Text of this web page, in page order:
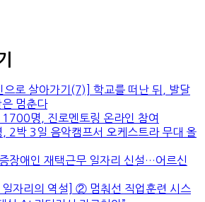
으로 살아가기(7)] 학교를 떠난 뒤, 발달
멈춘다
명, 진로멘토링 온라인 참여
2박 3일 음악캠프서 오케스트라 무대 올
장애인 재택근무 일자리 신설…어르신
일자리의 역설] ② 멈춰선 직업훈련 시스